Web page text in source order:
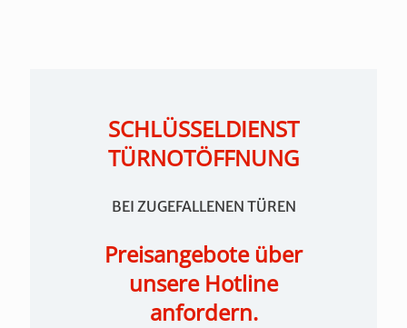
SCHLÜSSELDIENST
TÜRNOTÖFFNUNG
BEI ZUGEFALLENEN TÜREN
Preisangebote über
unsere Hotline
anfordern.